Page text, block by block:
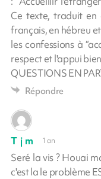
Ce texte, traduit en
français, en hébreu
les confessions à
respect et l'appui
QUESTIONS EN
Répondre
T j m 1 an
Seré la vis ? Houai
c'est la le problème